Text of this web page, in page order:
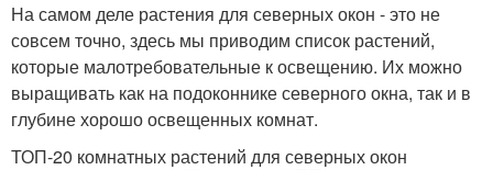
На самом деле растения для северных окон - это не
совсем точно, здесь мы приводим список растений,
которые малотребовательные к освещению. Их можно
выращивать как на подоконнике северного окна, так и в
глубине хорошо освещенных комнат.
ТОП-20 комнатных растений для северных окон